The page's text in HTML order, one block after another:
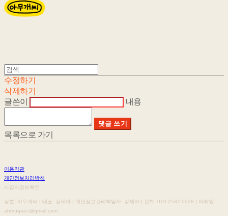
수정하기
삭제하기
글쓴이
내용
댓글 쓰기
목록으로 가기
이용약관
개인정보처리방침
사업자정보확인
상호: 아무개씨 | 대표: 강세아 | 개인정보관리책임자: 강세아 | 전화: 010-2537-0028 | 이메일:
ahmugaec@gmail.com